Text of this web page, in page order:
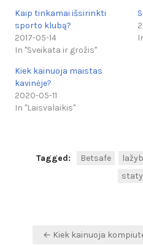
Kaip tinkamai išsirinkti
sporto klubą?
2017-05-14
In "Sveikata ir grožis"
Kiek kainuoja maistas
kavinėje?
2020-05-11
In "Laisvalaikis"
Tagged: Betsafe
Navigacija
← Kiek kainuoja